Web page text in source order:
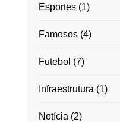
Esportes (1)
Famosos (4)
Futebol (7)
Infraestrutura (1)
Notícia (2)